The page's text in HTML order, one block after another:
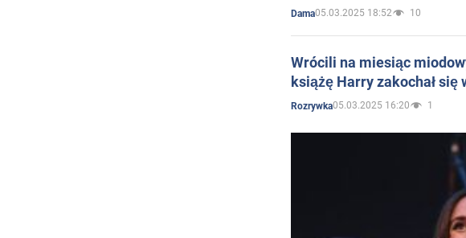
Dama05.03.2025 18:52 10
Wrócili na miesiąc
książę Harry zakochał się
Rozrywka05.03.2025 16:20 1